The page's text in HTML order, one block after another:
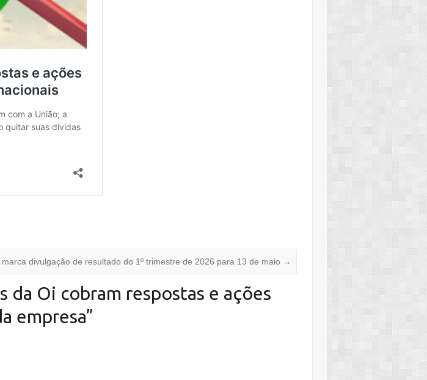
marca divulgação de resultado do 1º trimestre de 2026 para 13 de maio →
da Oi cobram respostas e ações
empresa”